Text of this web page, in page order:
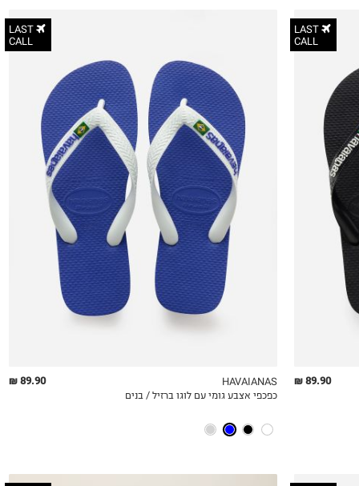
LAST
CALL
89.90 ₪
LAST
CALL
MY LIST
89.90 ₪
HAVAIANAS
כפכפי אצבע גומי עם לוגו ברזיל / בנים